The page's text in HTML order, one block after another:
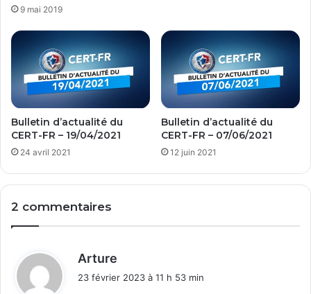
9 mai 2019
Bulletin d’actualité du
CERT-FR – 19/04/2021
24 avril 2021
Bulletin d’actualité du
CERT-FR – 07/06/2021
12 juin 2021
2 commentaires
Arture
23 février 2023 à 11 h 53 min